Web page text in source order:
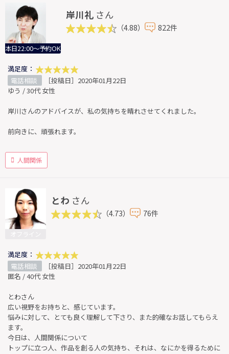
本日22:00～予約OK
岸川礼 さん
（4.88） 822件
満足度：
電話相談
［投稿日］2020年01月22日
ゆう / 30代 女性
岸川さんのアドバイスが、私の気持ちを晴れさせてくれました。
前向きに、頑張れます。
人間関係
とわ さん
（4.73） 76件
満足度：
電話相談
［投稿日］2020年01月22日
匿名 / 40代 女性
とわさん
広い視野をお持ちと、感じています。
悩みに対して、とても良く理解して下さり、また的確なお話してもらえ
ます。
今日は、人間関係について
トップに立つ人、作品を創る人の気持ち、それは、なにかを得るために